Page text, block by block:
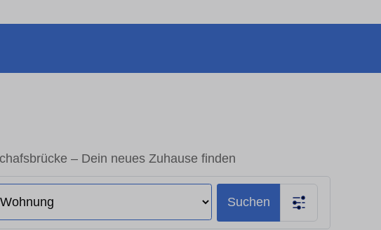
– Dein neues Zuhause finden
Suchen